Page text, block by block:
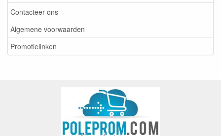
Contacteer ons
Algemene voorwaarden
Promotielinken